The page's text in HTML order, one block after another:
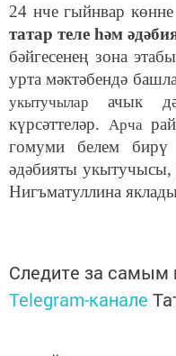
24 нче гыйнвар к
татар теле һәм
бәйгесенең зона
урта мәктәбендә
укытучылар ачык
күрсәттеләр. Арча
гомуми белем бирү
әдәбияты
Нигъматуллина
Следите за
Telegram-канале